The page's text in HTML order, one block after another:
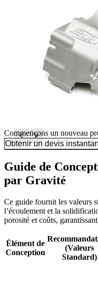
Commençons un nouveau
Obtenir un devis
Guide de
par Gravité
Ce guide fournit les valeurs
l’écoulement et la
porosité et coûts,
Élément de
Conception
(Valeurs
Standard)